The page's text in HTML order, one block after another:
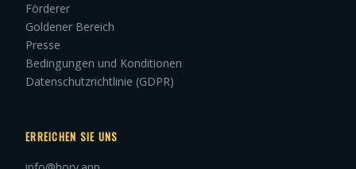
Förderer
Goldener Bereich
Presse
Bedingungen und Konditionen
Datenschutzrichtlinie (GDPR)
ERREICHEN SIE UNS